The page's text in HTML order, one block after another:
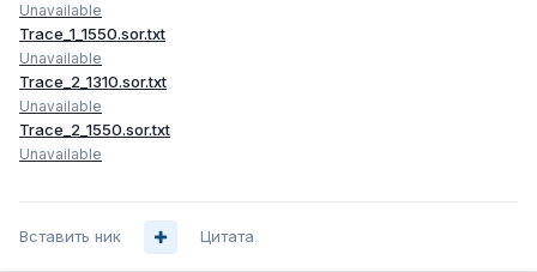
Unavailable
Trace_1_1550.sor.txt
Unavailable
Trace_2_1310.sor.txt
Unavailable
Trace_2_1550.sor.txt
Unavailable
Вставить ник Цитата